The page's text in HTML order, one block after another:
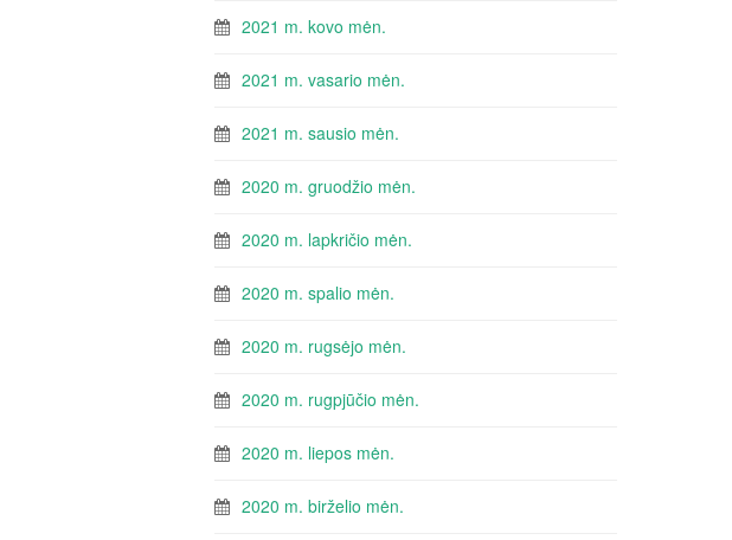
2021 m. kovo mėn.
2021 m. vasario mėn.
2021 m. sausio mėn.
2020 m. gruodžio mėn.
2020 m. lapkričio mėn.
2020 m. spalio mėn.
2020 m. rugsėjo mėn.
2020 m. rugpjūčio mėn.
2020 m. liepos mėn.
2020 m. birželio mėn.